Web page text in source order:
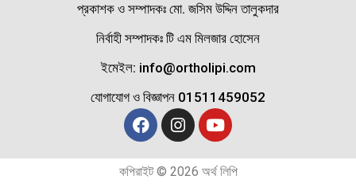
প্রকাশক ও সম্পাদকঃ মো. জসিম উদ্দিন তালুকদার
নির্বাহী সম্পাদকঃ টি এম মিলজার হোসেন
ইমেইল: info@ortholipi.com
যোগাযোগ ও বিজ্ঞাপন 01511459052
কপিরাইট © 2026 অর্থ লিপি